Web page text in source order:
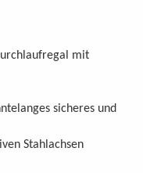
mit
sicheres und
Stahlachsen